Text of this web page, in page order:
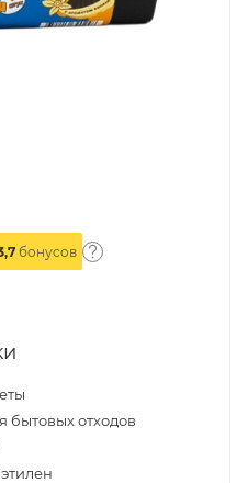
бонусов
бытовых отходов